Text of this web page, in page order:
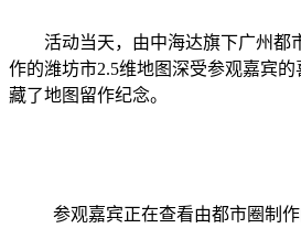
活动当天，由中海达旗下广州都
作的潍坊市2.5维地图深受参观嘉宾
藏了地图留作纪念。
参观嘉宾正在查看由都市圈制